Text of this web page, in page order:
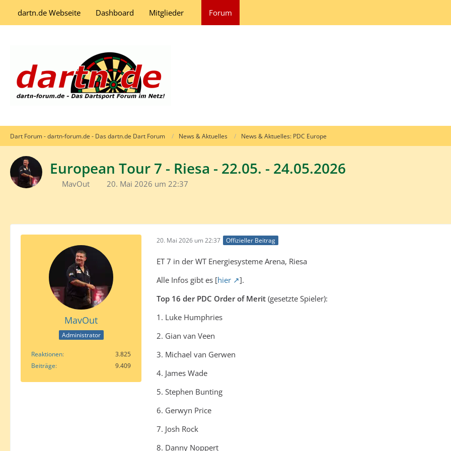
dartn.de Webseite Dashboard Mitglieder Forum
Dart Forum - dartn-forum.de - Das dartn.de Dart Forum News & Aktuelles News & Aktuelles: PDC Europe
European Tour 7 - Riesa - 22.05. - 24.05.2026
MavOut 20. Mai 2026 um 22:37
MavOut
Administrator
Reaktionen
3.825
Beiträge
9.409
20. Mai 2026 um 22:37 Offizieller Beitrag
ET 7 in der WT Energiesysteme Arena, Riesa
Alle Infos gibt es [hier
].
Top 16 der PDC Order of Merit (gesetzte Spieler):
1. Luke Humphries
2. Gian van Veen
3. Michael van Gerwen
4. James Wade
5. Stephen Bunting
6. Gerwyn Price
7. Josh Rock
8. Danny Noppert